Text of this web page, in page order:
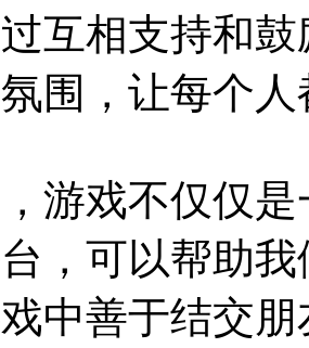
互相支持和
围，让每个
游戏不仅仅
，可以帮助
中善于结交